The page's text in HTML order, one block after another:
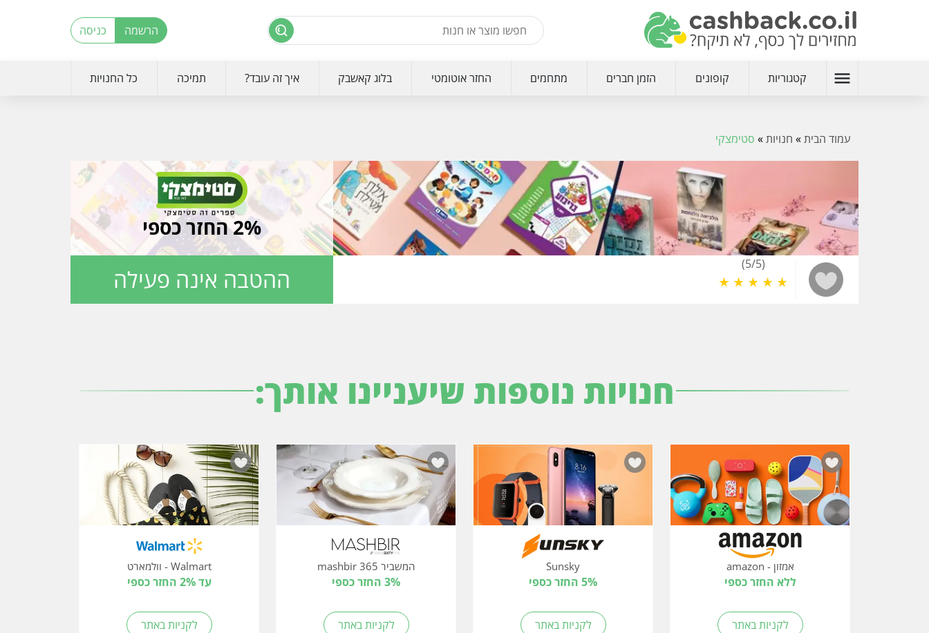
הרשמה כניסה
menu קטגוריות קופונים הזמן חברים מתחמים החזר אוטומטי בלוג קאשבק איך זה עובד? תמיכה כל החנויות
עמוד הבית» חנויות» סטימצקי
2% החזר כספי
(5/5)
ההטבה אינה פעילה
חנויות נוספות שיעניינו אותך:
אמזון - amazon
ללא החזר כספי
לקניות באתר
Sunsky
5% החזר כספי
לקניות באתר
המשביר 365 mashbir
3% החזר כספי
לקניות באתר
Walmart - וולמארט
עד 2% החזר כספי
לקניות באתר